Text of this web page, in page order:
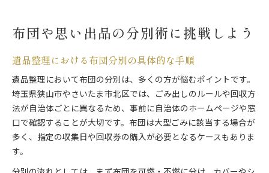
布団や思い出品の分別術に挑戦しよう
遺品整理における布団分別の具体的な手順
遺品整理において布団の分別は、多くの方が悩むポイントです。
埼玉県狭山市やさいたま市北区では、ごみ出しのルールや回収方
法が自治体ごとに異なるため、事前に自治体のホームページや窓
口で確認することが大切です。布団は大型ごみに該当する場合が
多く、指定の収集日や回収券の購入が必要となるケースもありま
す。